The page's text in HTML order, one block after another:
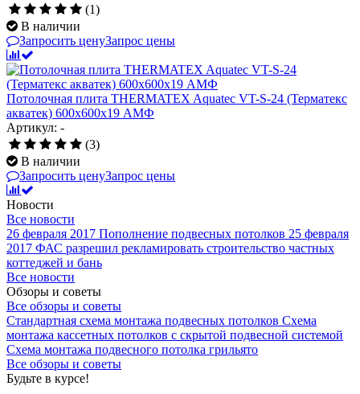
(1)
В наличии
Запросить ценуЗапрос цены
Потолочная плита THERMATEX Aquatec VT-S-24 (Терматекс
акватек) 600x600x19 АМФ
Артикул: -
(3)
В наличии
Запросить ценуЗапрос цены
Новости
Все новости
26 февраля 2017 Пополнение подвесных потолков 25 февраля
2017 ФАС разрешил рекламировать строительство частных
коттеджей и бань
Все новости
Обзоры и советы
Все обзоры и советы
Стандартная схема монтажа подвесных потолков Схема
монтажа кассетных потолков с скрытой подвесной системой
Схема монтажа подвесного потолка грильято
Все обзоры и советы
Будьте в курсе!